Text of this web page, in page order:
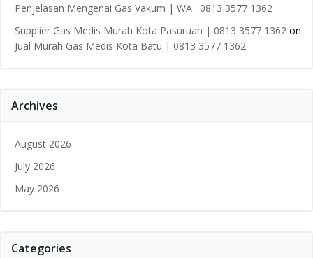
Penjelasan Mengenai Gas Vakum | WA : 0813 3577 1362
Supplier Gas Medis Murah Kota Pasuruan | 0813 3577 1362 on
Jual Murah Gas Medis Kota Batu | 0813 3577 1362
Archives
August 2026
July 2026
May 2026
Categories